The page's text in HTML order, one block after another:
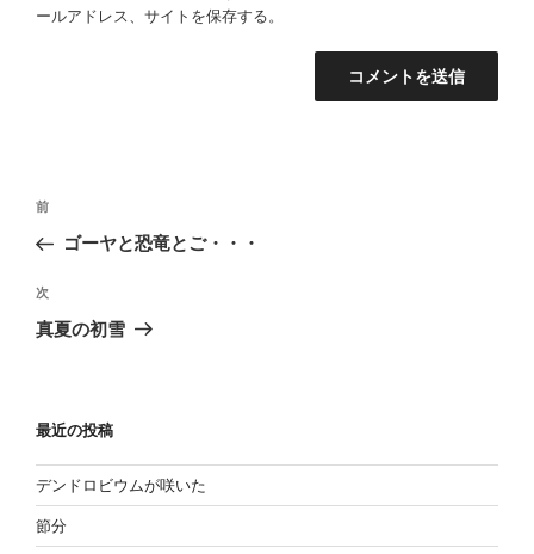
ールアドレス、サイトを保存する。
投
ビ
ゲ
ョ
ン
過
の
稿
前
ゴーヤと恐竜とご・・・
次
投
次
真夏の初雪
最近の投稿
デンドロビウムが咲いた
節分